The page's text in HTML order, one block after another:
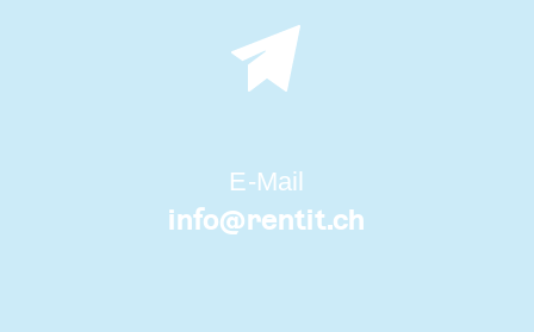
E-Mail
info@rentit.ch